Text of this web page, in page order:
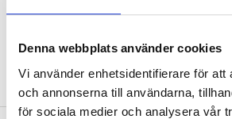
Denna webbplats använder cookies
Vi använder enhetsidentifierare för att
och annonserna till användarna,
för sociala medier och analysera vår
Packaging
1 kg